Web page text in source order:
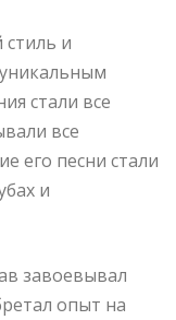
и
стали все
все
его песни стали
и
завоевывал
опыт на